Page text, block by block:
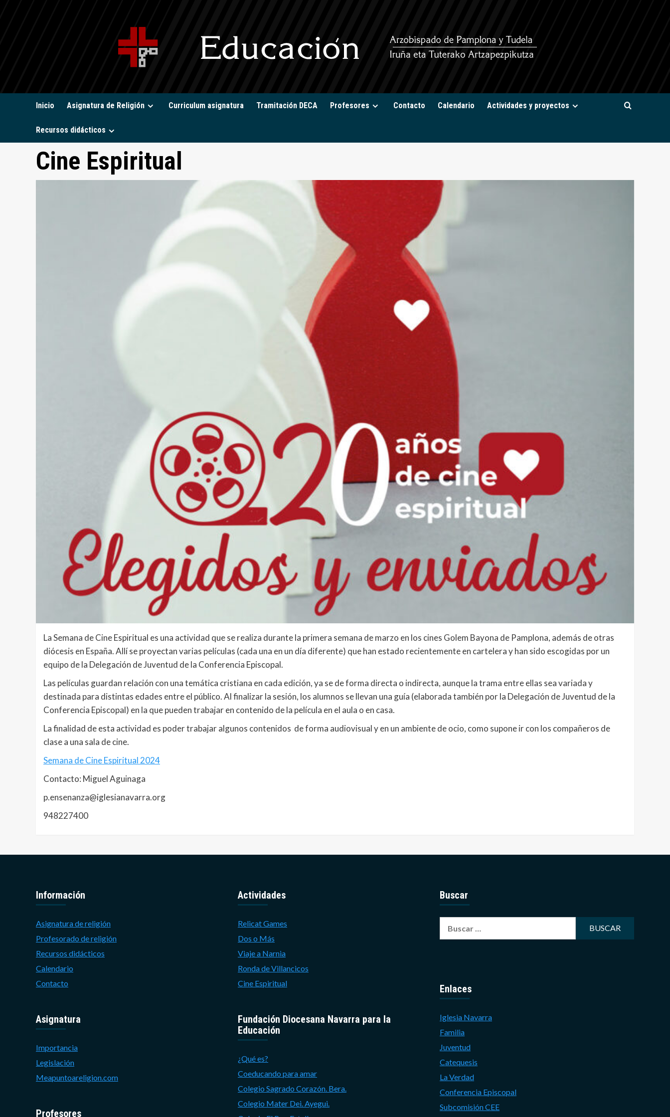
Inicio Asignatura de Religión Curriculum asignatura Tramitación DECA Profesores Contacto Calendario Actividades y proyectos
Recursos didácticos
Cine Espiritual
La Semana de Cine Espiritual es una actividad que se realiza durante la primera semana de marzo en los cines Golem Bayona de Pamplona, además de otras
diócesis en España. Allí se proyectan varias películas (cada una en un día diferente) que han estado recientemente en cartelera y han sido escogidas por un
equipo de la Delegación de Juventud de la Conferencia Episcopal.
Las películas guardan relación con una temática cristiana en cada edición, ya se de forma directa o indirecta, aunque la trama entre ellas sea variada y
destinada para distintas edades entre el público. Al finalizar la sesión, los alumnos se llevan una guía (elaborada también por la Delegación de Juventud de la
Conferencia Episcopal) en la que pueden trabajar en contenido de la película en el aula o en casa.
La finalidad de esta actividad es poder trabajar algunos contenidos de forma audiovisual y en un ambiente de ocio, como supone ir con los compañeros de
clase a una sala de cine.
Semana de Cine Espiritual 2024
Contacto: Miguel Aguinaga
p.ensenanza@iglesianavarra.org
948227400
Información
Asignatura de religión
Profesorado de religión
Recursos didácticos
Calendario
Contacto
Asignatura
Importancia
Legislación
Meapuntoareligion.com
Profesores
Actividades
Relicat Games
Dos o Más
Viaje a Narnia
Ronda de Villancicos
Cine Espiritual
Fundación Diocesana Navarra para la
Educación
¿Qué es?
Coeducando para amar
Colegio Sagrado Corazón. Bera.
Colegio Mater Dei. Ayegui.
Buscar
Enlaces
Iglesia Navarra
Familia
Juventud
Catequesis
La Verdad
Conferencia Episcopal
Subcomisión CEE